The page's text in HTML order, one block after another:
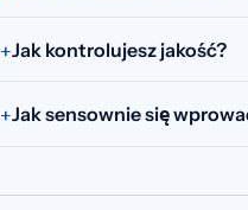
Jak kontrolujesz jakość?
Jak sensownie się